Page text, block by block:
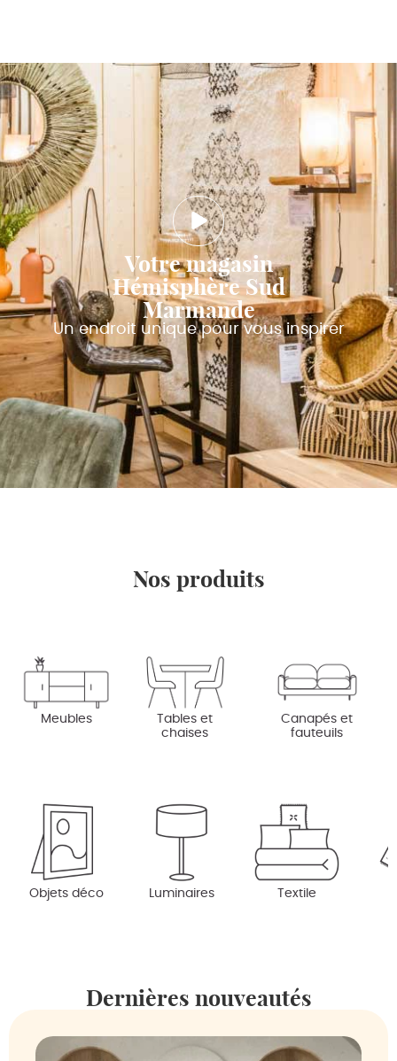
Votre magasin
Hémisphère Sud
Marmande
Un endroit unique pour vous inspirer
Nos produits
Meubles
Tables et
chaises
Canapés et
fauteuils
Objets déco Luminaires Textile
Dernières nouveautés